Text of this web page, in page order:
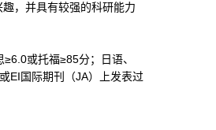
，并具有较强的科研能力
≥6.0或托福≥85分；日语、
或EI国际期刊（JA）上发表过